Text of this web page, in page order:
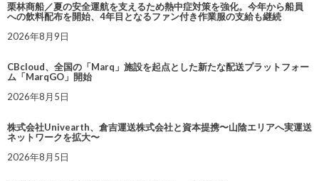
栗林商船／夏の安全運航を支えるため熱中症対策を強化。今年から船員
への飲料配布を開始、4年目となるファン付き作業服の支給も継続
2026年8月9日
CBcloud、全国の「Marq」施設を起点とした新たな配送プラットフォー
ム「MarqGO」開始
2026年8月5日
株式会社Univearth、倉吉運送株式会社と資本提携〜山陰エリアへ実運送
ネットワークを拡大〜
2026年8月5日